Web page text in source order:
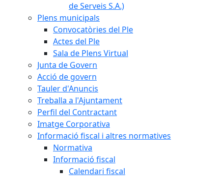
de Serveis S.A.)
Plens municipals
Convocatòries del Ple
Actes del Ple
Sala de Plens Virtual
Junta de Govern
Acció de govern
Tauler d'Anuncis
Treballa a l'Ajuntament
Perfil del Contractant
Imatge Corporativa
Informació fiscal i altres normatives
Normativa
Informació fiscal
Calendari fiscal